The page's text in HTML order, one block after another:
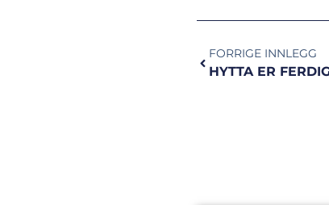
FORRIGE INNLEGG
HYTTA ER